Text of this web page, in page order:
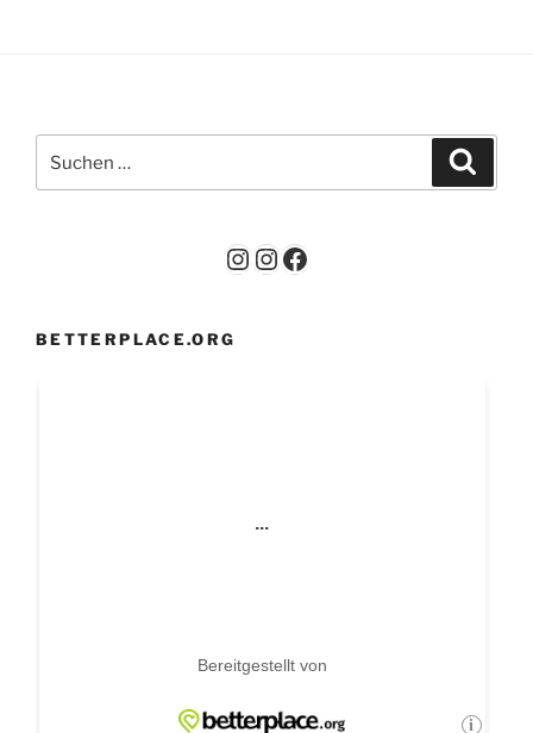
nach:
Instagram
Instagram
Facebook
BETTERPLACE.ORG